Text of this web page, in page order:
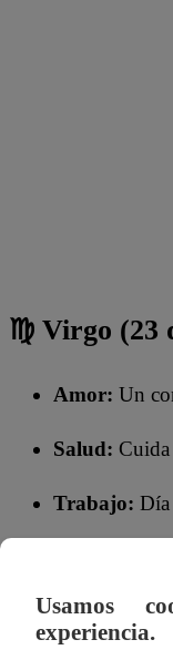
♍ Virgo (23
Amor: Un
Salud: Cuida
Trabajo: Día
Usamos
experiencia.